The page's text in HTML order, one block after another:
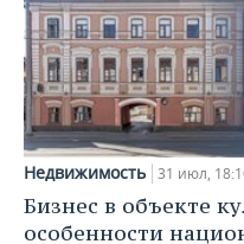
Недвижимость 31 июл,
Бизнес в объекте
особенности